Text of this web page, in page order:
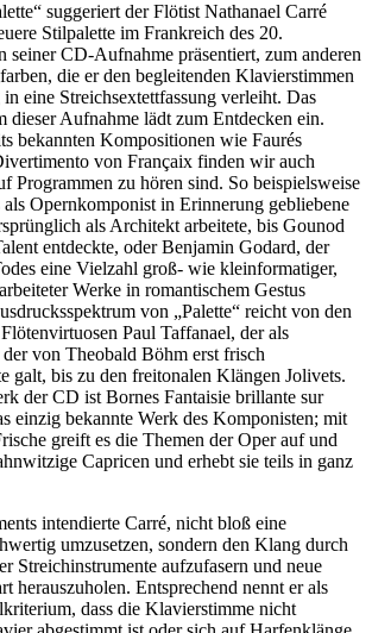
suggeriert der Flötist Nathanael Carré
Stilpalette im Frankreich des 20.
seiner CD-Aufnahme präsentiert, zum anderen
die er den begleitenden Klavierstimmen
eine Streichsextettfassung verleiht. Das
dieser Aufnahme lädt zum Entdecken ein.
bekannten Kompositionen wie Faurés
von Françaix finden wir auch
Programmen zu hören sind. So beispielsweise
als Opernkomponist in Erinnerung gebliebene
als Architekt arbeitete, bis Gounod
entdeckte, oder Benjamin Godard, der
eine Vielzahl groß- wie kleinformatiger,
Werke in romantischem Gestus
von „Palette“ reicht von den
Paul Taffanael, der als
von Theobald Böhm erst frisch
galt, bis zu den freitonalen Klängen Jolivets.
der CD ist Bornes Fantaisie brillante sur
einzig bekannte Werk des Komponisten; mit
greift es die Themen der Oper auf und
Capricen und erhebt sie teils in ganz
intendierte Carré, nicht bloß eine
umzusetzen, sondern den Klang durch
Streichinstrumente aufzufasern und neue
herauszuholen. Entsprechend nennt er als
dass die Klavierstimme nicht